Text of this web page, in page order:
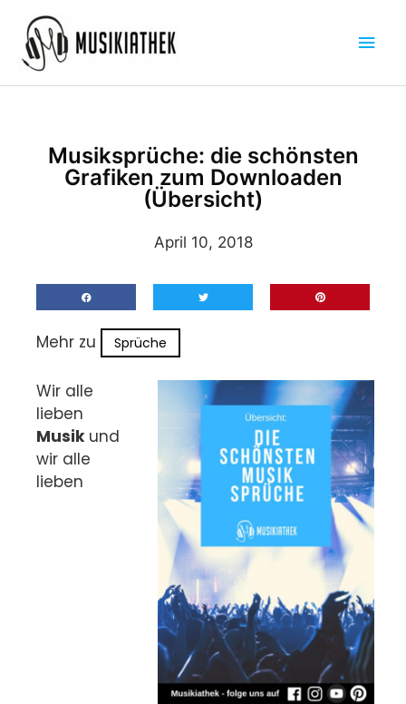
Inhalt
springen
Musiksprüche: die schönsten
Grafiken zum Downloaden
(Übersicht)
April 10, 2018
Mehr zu Sprüche
Wir alle
lieben
Musikund
wir alle
lieben